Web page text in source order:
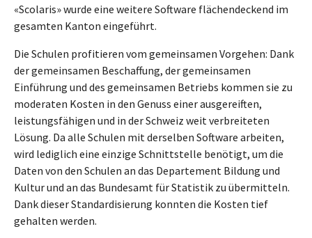
«Scolaris» wurde eine weitere Software flächendeckend im
gesamten Kanton eingeführt.
Die Schulen profitieren vom gemeinsamen Vorgehen: Dank
der gemeinsamen Beschaffung, der gemeinsamen
Einführung und des gemeinsamen Betriebs kommen sie zu
moderaten Kosten in den Genuss einer ausgereiften,
leistungsfähigen und in der Schweiz weit verbreiteten
Lösung. Da alle Schulen mit derselben Software arbeiten,
wird lediglich eine einzige Schnittstelle benötigt, um die
Daten von den Schulen an das Departement Bildung und
Kultur und an das Bundesamt für Statistik zu übermitteln.
Dank dieser Standardisierung konnten die Kosten tief
gehalten werden.